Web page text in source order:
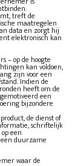
treft de
maatregelen
data en zorgt hij
elektronisch kan
– op de hoogte
kan voldoen,
zijn voor een
Indien de
heeft om de
een
bijzondere
de dienst of
schriftelijk
een
duurzame
waar de